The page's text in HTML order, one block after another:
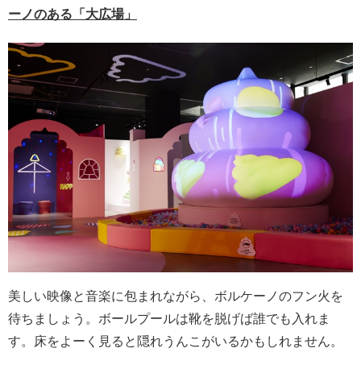
ーノのある「大広場」
美しい映像と音楽に包まれながら、ボルケーノのフン火を
待ちましょう。ボールプールは靴を脱げば誰でも入れま
す。床をよーく見ると隠れうんこがいるかもしれません。